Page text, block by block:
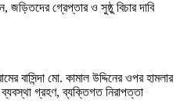
বাসিন্দা মো. কামাল উদ্দিনের ওপর হামলার
গ্রহণ, ব্যক্তিগত নিরাপত্তা